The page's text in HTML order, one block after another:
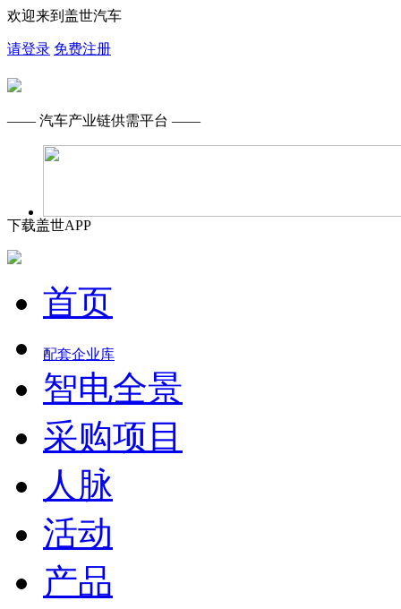
欢迎来到盖世汽车
请登录 免费注册
—— 汽车产业链供需平台 ——
下载盖世APP
首页
配套企业库
智电全景
采购项目
人脉
活动
产品